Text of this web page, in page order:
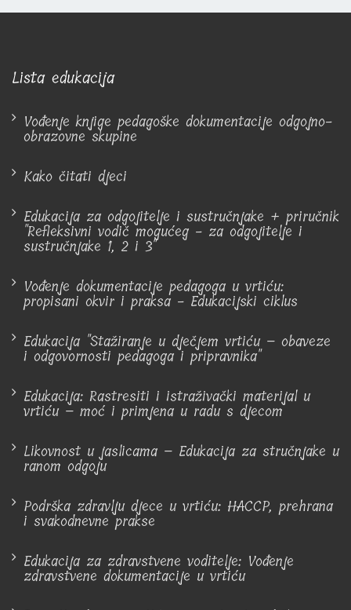
Lista edukacija
Vođenje knjige pedagoške dokumentacije odgojno-
obrazovne skupine
Kako čitati djeci
Edukacija za odgojitelje i sustručnjake + priručnik
"Refleksivni vodič mogućeg - za odgojitelje i
sustručnjake 1, 2 i 3"
Vođenje dokumentacije pedagoga u vrtiću:
propisani okvir i praksa - Edukacijski ciklus
Edukacija "Stažiranje u dječjem vrtiću – obaveze
i odgovornosti pedagoga i pripravnika"
Edukacija: Rastresiti i istraživački materijal u
vrtiću – moć i primjena u radu s djecom
Likovnost u jaslicama – Edukacija za stručnjake u
ranom odgoju
Podrška zdravlju djece u vrtiću: HACCP, prehrana
i svakodnevne prakse
Edukacija za zdravstvene voditelje: Vođenje
zdravstvene dokumentacije u vrtiću